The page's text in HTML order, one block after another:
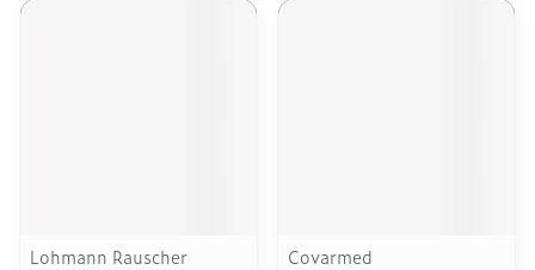
Lohmann Rauscher
Covarmed